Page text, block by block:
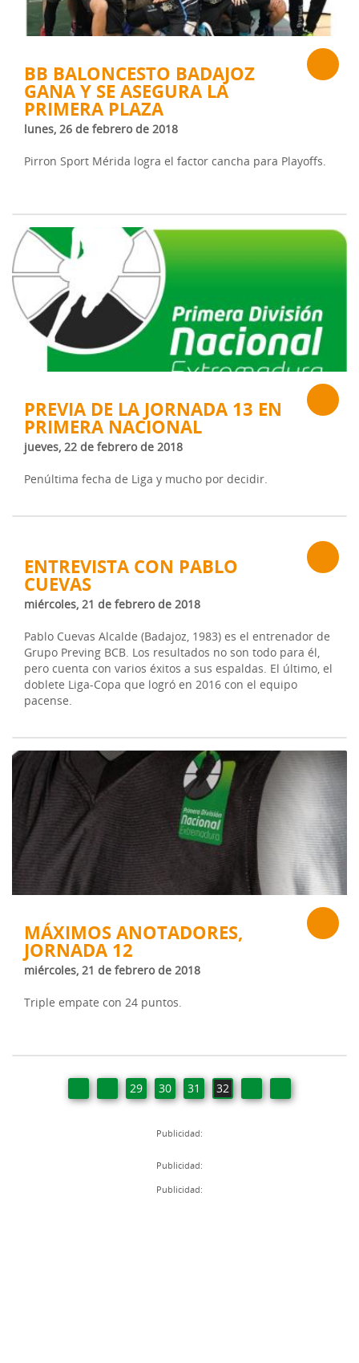
BB BALONCESTO BADAJOZ
GANA Y SE ASEGURA LA
PRIMERA PLAZA
lunes, 26 de febrero de 2018
Pirron Sport Mérida logra el factor cancha para Playoffs.
PREVIA DE LA JORNADA 13 EN
PRIMERA NACIONAL
jueves, 22 de febrero de 2018
Penúltima fecha de Liga y mucho por decidir.
ENTREVISTA CON PABLO
CUEVAS
miércoles, 21 de febrero de 2018
Pablo Cuevas Alcalde (Badajoz, 1983) es el entrenador de
Grupo Preving BCB. Los resultados no son todo para él,
pero cuenta con varios éxitos a sus espaldas. El último, el
doblete Liga-Copa que logró en 2016 con el equipo
pacense.
MÁXIMOS ANOTADORES,
JORNADA 12
miércoles, 21 de febrero de 2018
Triple empate con 24 puntos.
29 30 31 32
Publicidad:
Publicidad:
Publicidad: